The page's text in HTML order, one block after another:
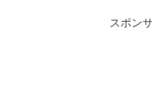
スポン